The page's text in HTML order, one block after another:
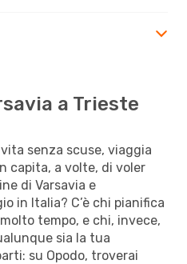
a Trieste
senza scuse, viaggia
capita, a volte, di voler
di Varsavia e
in Italia? C’è chi pianifica
tempo, e chi, invece,
sia la tua
su Opodo, troverai